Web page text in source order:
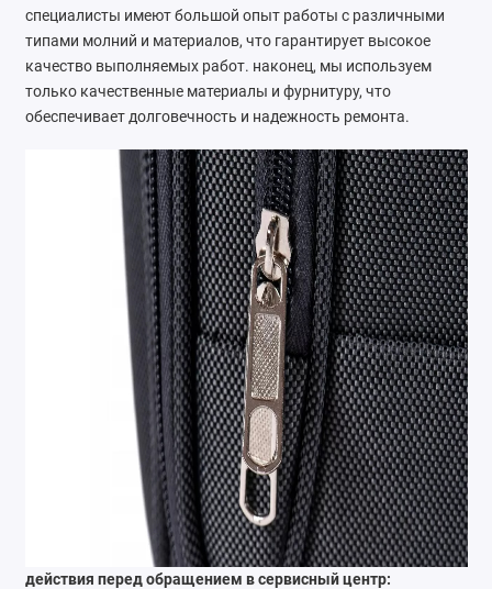
специалисты имеют большой опыт работы с различными
типами молний и материалов, что гарантирует высокое
качество выполняемых работ. наконец, мы используем
только качественные материалы и фурнитуру, что
обеспечивает долговечность и надежность ремонта.
действия перед обращением в сервисный центр: